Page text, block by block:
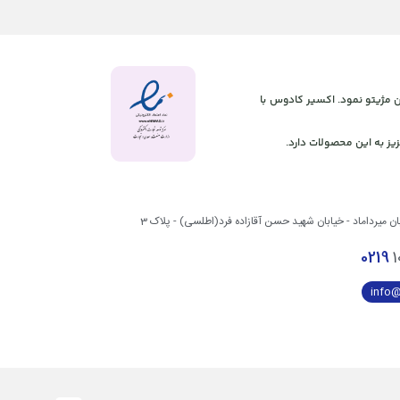
آنلاین مژیتو نمود. اکسیر کادوس با
به این محصولات دارد.
میرداماد - خیابان شهید حسن آقازاده فرد(اطلسی) - پلاک 3
0219